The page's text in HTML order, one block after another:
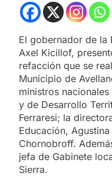
El gobernador de la
Axel Kicillof,
refacción que se
Municipio de
ministros
y de Desarrollo
Ferraresi; la
Educación,
Chornobroff.
jefa de Gabinete
Sierra.